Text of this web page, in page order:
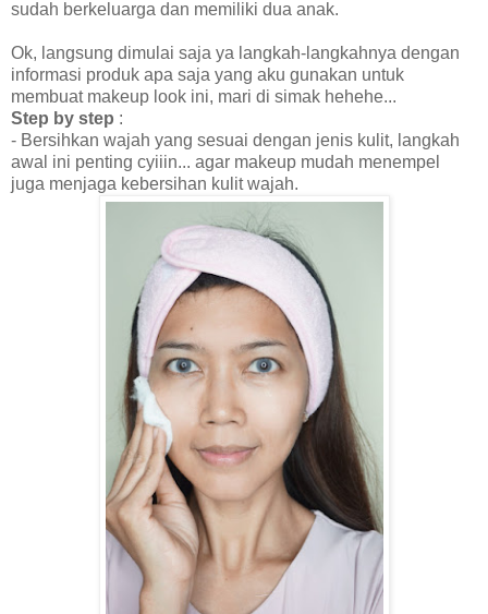
sudah berkeluarga dan memiliki dua anak.
Ok, langsung dimulai saja ya langkah-langkahnya dengan
informasi produk apa saja yang aku gunakan untuk
membuat makeup look ini, mari di simak hehehe...
Step by step :
- Bersihkan wajah yang sesuai dengan jenis kulit, langkah
awal ini penting cyiiin... agar makeup mudah menempel
juga menjaga kebersihan kulit wajah.